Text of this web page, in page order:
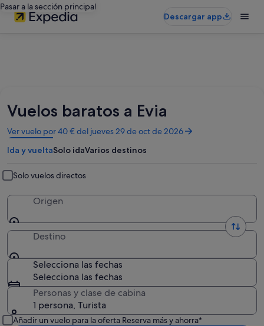
Pasar a la sección principal
Descargar app
Vuelos baratos a Evia
Ver vuelo por 40 € del jueves 29 de oct de 2026
Se
abre
en
ventana
nueva
Ida y vueltaSolo idaVarios destinos
Solo vuelos directos
Origen
Destino
Selecciona las fechas
Selecciona las fechas
Personas y clase de cabina
1 persona, Turista
Añadir un vuelo para la oferta Reserva más y ahorra*